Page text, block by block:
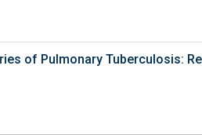
of Pulmonary Tuberculosis: